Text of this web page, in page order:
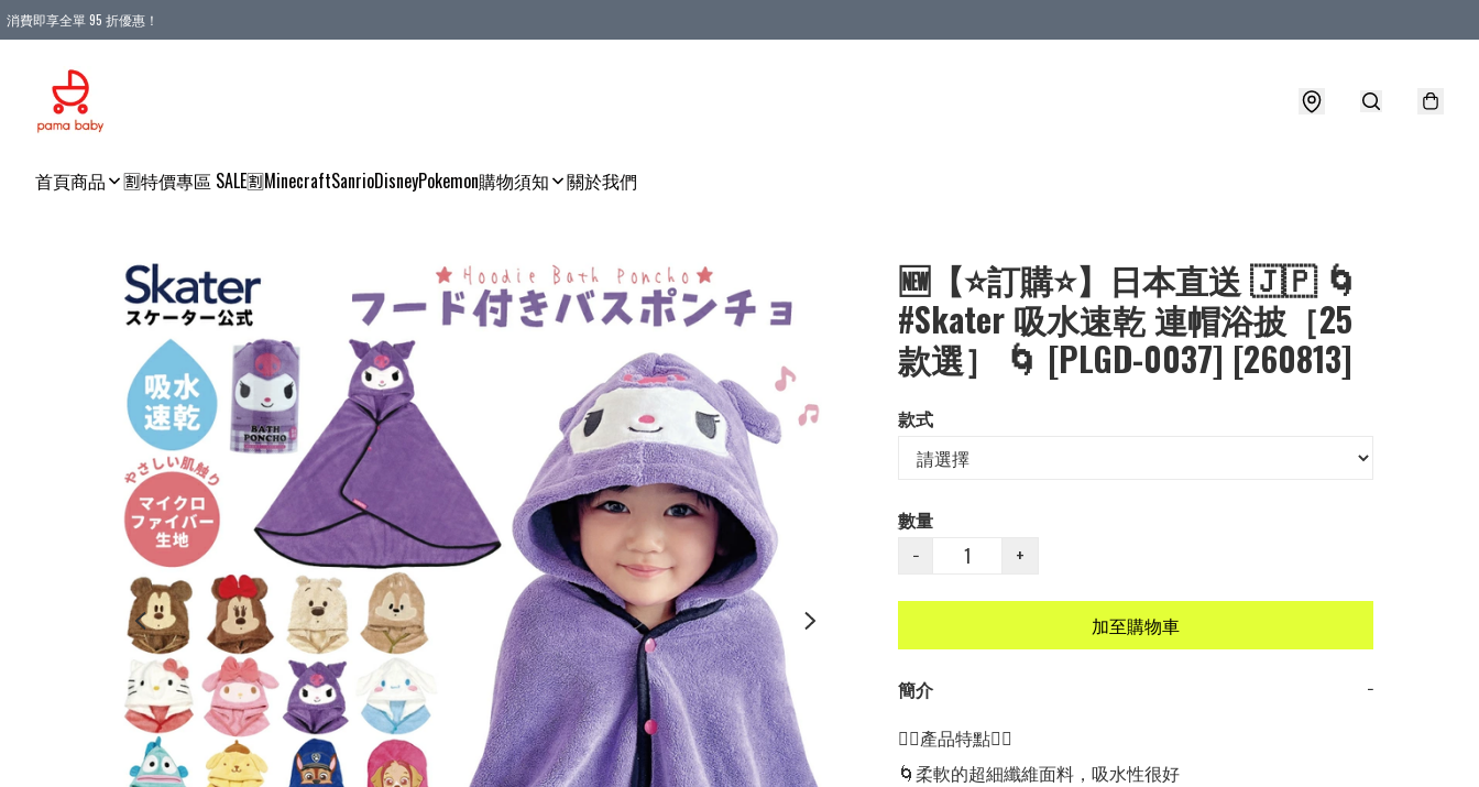
消費即享全單 95 折優惠！
首頁商品 🈹特價專區 SALE🈹MinecraftSanrioDisneyPokemon購物須知 關於我們
🆕【⭐訂購⭐】日本直送 🇯🇵 🌀
#Skater 吸水速乾 連帽浴披［25
款選］ 🌀 [PLGD-0037] [260813]
款式
數量
−
+
加至購物車
簡介
−
👍🏻產品特點👍🏻
🌀柔軟的超細纖維面料，吸水性很好